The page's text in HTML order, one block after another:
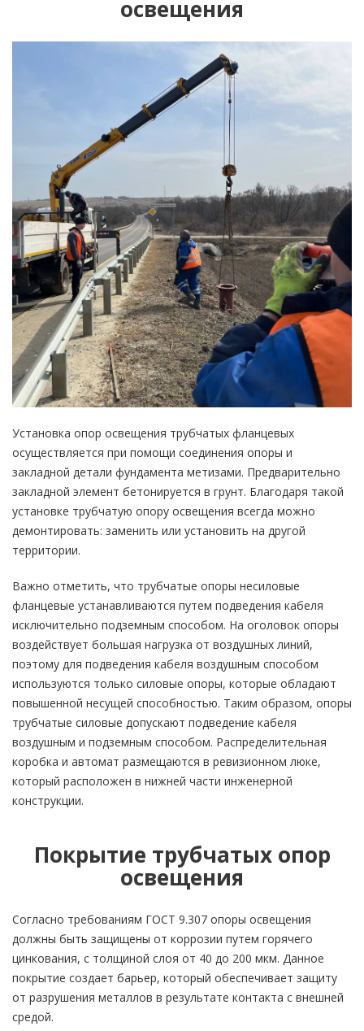
освещения
Установка опор освещения трубчатых фланцевых
осуществляется при помощи соединения опоры и
закладной детали фундамента метизами. Предварительно
закладной элемент бетонируется в грунт. Благодаря такой
установке трубчатую опору освещения всегда можно
демонтировать: заменить или установить на другой
территории.
Важно отметить, что трубчатые опоры несиловые
фланцевые устанавливаются путем подведения кабеля
исключительно подземным способом. На оголовок опоры
воздействует большая нагрузка от воздушных линий,
поэтому для подведения кабеля воздушным способом
используются только силовые опоры, которые обладают
повышенной несущей способностью. Таким образом, опоры
трубчатые силовые допускают подведение кабеля
воздушным и подземным способом. Распределительная
коробка и автомат размещаются в ревизионном люке,
который расположен в нижней части инженерной
конструкции.
Покрытие трубчатых опор
освещения
Согласно требованиям ГОСТ 9.307 опоры освещения
должны быть защищены от коррозии путем горячего
цинкования, с толщиной слоя от 40 до 200 мкм. Данное
покрытие создает барьер, который обеспечивает защиту
от разрушения металлов в результате контакта с внешней
средой.